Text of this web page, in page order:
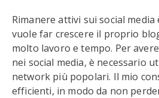
Rimanere attivi sui social
vuole far crescere il proprio
molto lavoro e tempo. Per
nei social media, è necessario
network più popolari. Il mio
efficienti, in modo da non